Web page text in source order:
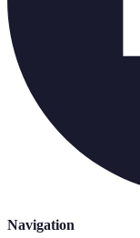
Navigation